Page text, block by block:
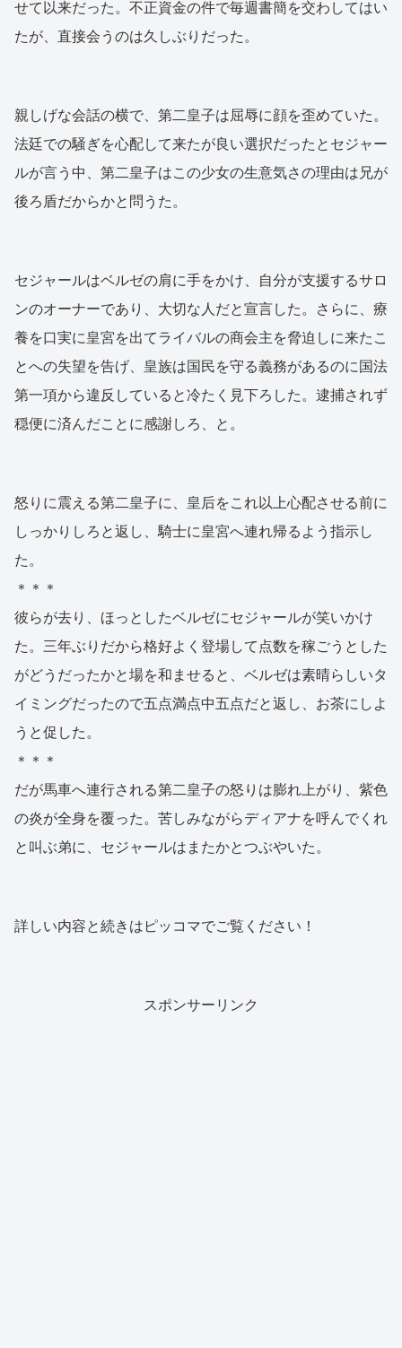
せて以来だった。不正資金の件で毎週書簡を交わしてはい
たが、直接会うのは久しぶりだった。
親しげな会話の横で、第二皇子は屈辱に顔を歪めていた。
法廷での騒ぎを心配して来たが良い選択だったとセジャー
ルが言う中、第二皇子はこの少女の生意気さの理由は兄が
後ろ盾だからかと問うた。
セジャールはベルゼの肩に手をかけ、自分が支援するサロ
ンのオーナーであり、大切な人だと宣言した。さらに、療
養を口実に皇宮を出てライバルの商会主を脅迫しに来たこ
とへの失望を告げ、皇族は国民を守る義務があるのに国法
第一項から違反していると冷たく見下ろした。逮捕されず
穏便に済んだことに感謝しろ、と。
怒りに震える第二皇子に、皇后をこれ以上心配させる前に
しっかりしろと返し、騎士に皇宮へ連れ帰るよう指示し
た。
＊＊＊
彼らが去り、ほっとしたベルゼにセジャールが笑いかけ
た。三年ぶりだから格好よく登場して点数を稼ごうとした
がどうだったかと場を和ませると、ベルゼは素晴らしいタ
イミングだったので五点満点中五点だと返し、お茶にしよ
うと促した。
＊＊＊
だが馬車へ連行される第二皇子の怒りは膨れ上がり、紫色
の炎が全身を覆った。苦しみながらディアナを呼んでくれ
と叫ぶ弟に、セジャールはまたかとつぶやいた。
詳しい内容と続きはピッコマでご覧ください！
スポンサーリンク